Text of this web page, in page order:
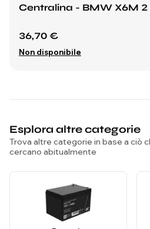
Centralina - BMW X6M 2
36,70 €
Non disponibile
Esplora altre categorie
Trova altre categorie in base a ciò
cercano abitualmente